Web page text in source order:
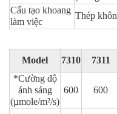
Cấu tạo khoang
làm việc
Thép
Model 7310 7311
*Cường độ
ánh sáng
(µmole/m²/s)
600 600